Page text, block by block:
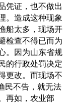
凭证，也不做出
。造成这种现象
船太多，现场开
检查不得已而为
。因为山东省规
的行政处罚决定
更改。而现场不
民不告，就无法
再如，农业部